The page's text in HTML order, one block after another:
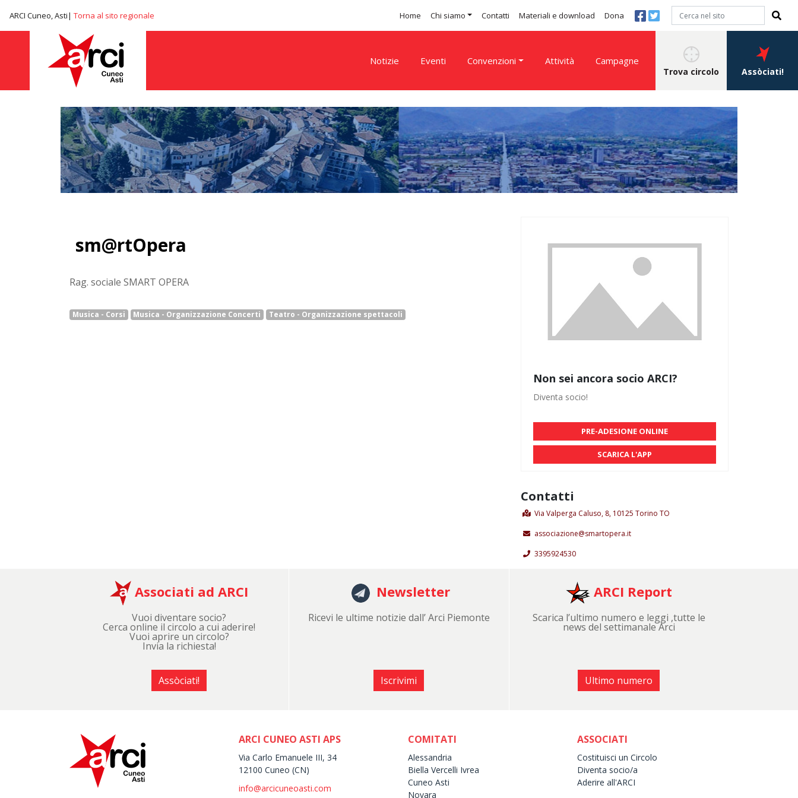
ARCI Cuneo, Asti| Torna al sito regionale Home Chi siamo Contatti Materiali e download Dona
Notizie Eventi Convenzioni Attività Campagne
Trova circolo Assòciati!
sm@rtOpera
Rag. sociale SMART OPERA
Musica - Corsi Musica - Organizzazione Concerti Teatro - Organizzazione spettacoli
Non sei ancora socio ARCI?
Diventa socio!
PRE-ADESIONE ONLINE
SCARICA L'APP
Contatti
Via Valperga Caluso, 8, 10125 Torino TO
associazione@smartopera.it
3395924530
Associati ad ARCI
Vuoi diventare socio?
Cerca online il circolo a cui aderire!
Vuoi aprire un circolo?
Invia la richiesta!
Assòciati!
Newsletter
Ricevi le ultime notizie dall’ Arci Piemonte
Iscrivimi
ARCI Report
Scarica l’ultimo numero e leggi ,tutte le
news del settimanale Arci
Ultimo numero
ARCI CUNEO ASTI APS
Via Carlo Emanuele III, 34
12100 Cuneo (CN)
info@arcicuneoasti.com
COMITATI
Alessandria
Biella Vercelli Ivrea
Cuneo Asti
Novara
ASSOCIATI
Costituisci un Circolo
Diventa socio/a
Aderire all'ARCI